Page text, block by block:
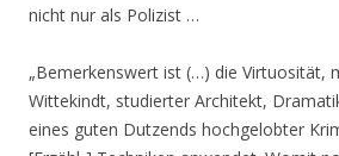
nicht nur als Polizist …
„Bemerkenswert ist (…) die Virtuosität,
Wittekindt, studierter Architekt,
eines guten Dutzends hochgelobter